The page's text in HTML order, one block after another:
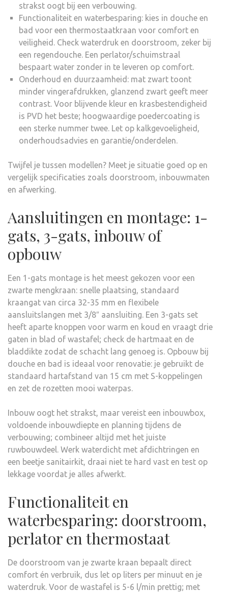
strakst oogt bij een verbouwing.
Functionaliteit en waterbesparing: kies in douche en
bad voor een thermostaatkraan voor comfort en
veiligheid. Check waterdruk en doorstroom, zeker bij
een regendouche. Een perlator/schuimstraal
bespaart water zonder in te leveren op comfort.
Onderhoud en duurzaamheid: mat zwart toont
minder vingerafdrukken, glanzend zwart geeft meer
contrast. Voor blijvende kleur en krasbestendigheid
is PVD het beste; hoogwaardige poedercoating is
een sterke nummer twee. Let op kalkgevoeligheid,
onderhoudsadvies en garantie/onderdelen.
Twijfel je tussen modellen? Meet je situatie goed op en
vergelijk specificaties zoals doorstroom, inbouwmaten
en afwerking.
Aansluitingen en montage: 1-
gats, 3-gats, inbouw of
opbouw
Een 1-gats montage is het meest gekozen voor een
zwarte mengkraan: snelle plaatsing, standaard
kraangat van circa 32-35 mm en flexibele
aansluitslangen met 3/8″ aansluiting. Een 3-gats set
heeft aparte knoppen voor warm en koud en vraagt drie
gaten in blad of wastafel; check de hartmaat en de
bladdikte zodat de schacht lang genoeg is. Opbouw bij
douche en bad is ideaal voor renovatie: je gebruikt de
standaard hartafstand van 15 cm met S-koppelingen
en zet de rozetten mooi waterpas.
Inbouw oogt het strakst, maar vereist een inbouwbox,
voldoende inbouwdiepte en planning tijdens de
verbouwing; combineer altijd met het juiste
ruwbouwdeel. Werk waterdicht met afdichtringen en
een beetje sanitairkit, draai niet te hard vast en test op
lekkage voordat je alles afwerkt.
Functionaliteit en
waterbesparing: doorstroom,
perlator en thermostaat
De doorstroom van je zwarte kraan bepaalt direct
comfort én verbruik, dus let op liters per minuut en je
waterdruk. Voor de wastafel is 5-6 l/min prettig; met